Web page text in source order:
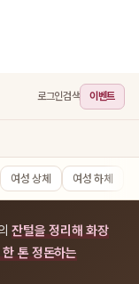
로그인검색 이벤트
여성 상체 여성 하체
잔털을 정리해 화장
톤 정돈하는